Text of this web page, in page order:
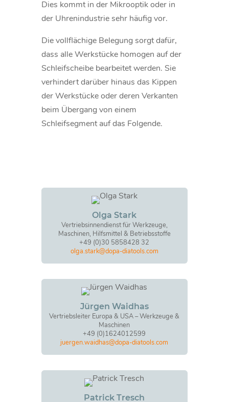
Dies kommt in der Mikrooptik oder in
der Uhrenindustrie sehr häufig vor.
Die vollflächige Belegung sorgt dafür,
dass alle Werkstücke homogen auf der
Schleifscheibe bearbeitet werden. Sie
verhindert darüber hinaus das Kippen
der Werkstücke oder deren Verkanten
beim Übergang von einem
Schleifsegment auf das Folgende.
Olga Stark
Vertriebsinnendienst für Werkzeuge,
Maschinen, Hilfsmittel & Betriebsstoffe
+49 (0)30 5858428 32
olga.stark@dopa-diatools.com
Jürgen Waidhas
Vertriebsleiter Europa & USA – Werkzeuge &
Maschinen
+49 (0)1624012599
juergen.waidhas@dopa-diatools.com
Patrick Tresch